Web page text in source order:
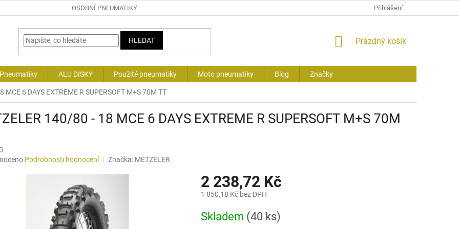
OSOBNÍ PNEUMATIKY Přihlášení
HLEDAT
NÁKUPNÍ
Prázdný košík
ALU DISKY Použité pneumatiky Moto pneumatiky Blog Značky
MCE 6 DAYS EXTREME R SUPERSOFT M+S 70M TT
140/80 - 18 MCE 6 DAYS EXTREME R SUPERSOFT M+S 70M
Podrobnosti hodnocení Značka: METZELER
2 238,72 Kč
1 850,18 Kč bez DPH
cena:
Skladem (40 ks)